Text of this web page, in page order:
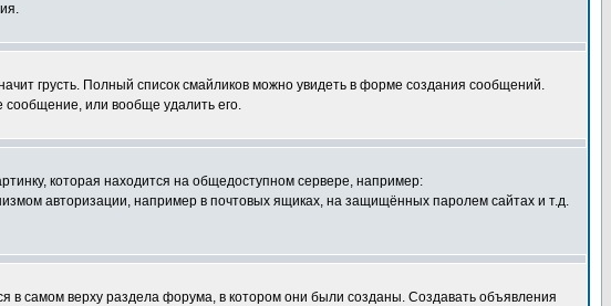
грусть. Полный список смайликов можно увидеть в форме создания сообщений.
сообщение, или вообще удалить его.
которая находится на общедоступном сервере, например:
авторизации, например в почтовых ящиках, на защищённых паролем сайтах и т.д.
самом верху раздела форума, в котором они были созданы. Создавать объявления